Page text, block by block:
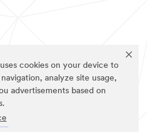
cookies on your device to
analyze site usage,
advertisements based on